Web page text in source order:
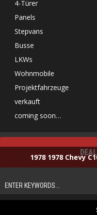
4-Türer
Panels
Stepvans
Busse
LKWs
Wohnmobile
Projektfahrzeuge
verkauft
coming soon…
1978 1978 Chevy